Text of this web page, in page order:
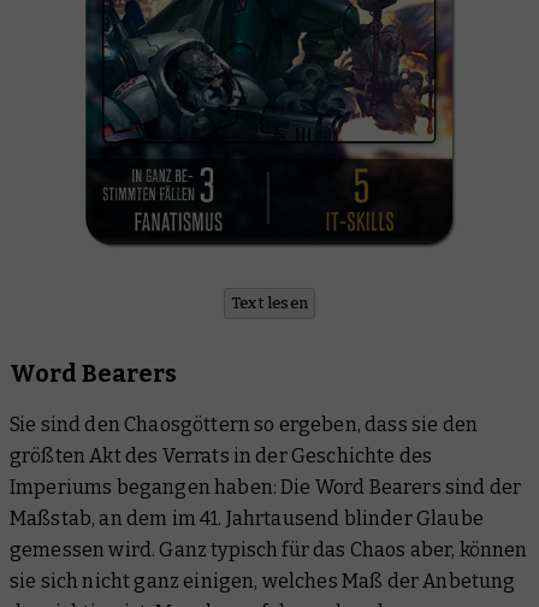
Text lesen
Word Bearers
Sie sind den Chaosgöttern so ergeben, dass sie den
größten Akt des Verrats in der Geschichte des
Imperiums begangen haben: Die Word Bearers sind der
Maßstab, an dem im 41. Jahrtausend blinder Glaube
gemessen wird. Ganz typisch für das Chaos aber, können
sie sich nicht ganz einigen, welches Maß der Anbetung